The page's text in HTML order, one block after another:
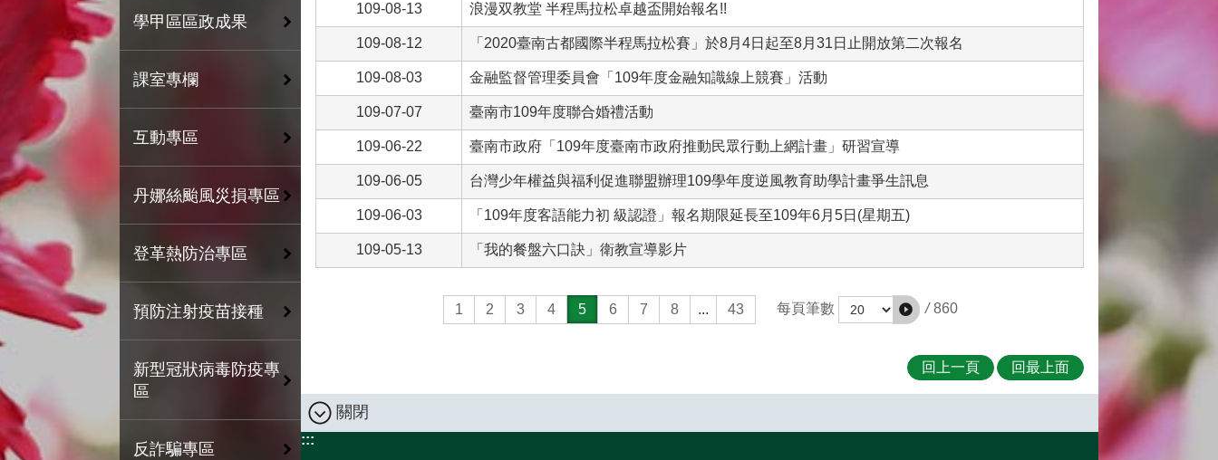
學甲區區政成果
課室專欄
互動專區
丹娜絲颱風災損專區
登革熱防治專區
預防注射疫苗接種
新型冠狀病毒防疫專
區
反詐騙專區
109-08-13 浪漫双教堂 半程馬拉松卓越盃開始報名!!
109-08-12 「2020臺南古都國際半程馬拉松賽」於8月4日起至8月31日止開放第二次報名
109-08-03 金融監督管理委員會「109年度金融知識線上競賽」活動
109-07-07 臺南市109年度聯合婚禮活動
109-06-22 臺南市政府「109年度臺南市政府推動民眾行動上網計畫」研習宣導
109-06-05 台灣少年權益與福利促進聯盟辦理109學年度逆風教育助學計畫爭生訊息
109-06-03 「109年度客語能力初 級認證」報名期限延長至109年6月5日(星期五)
109-05-13 「我的餐盤六口訣」衛教宣導影片
1 2 3 4 5 6 7 8 ... 43 每頁筆數 / 860
回上一頁 回最上面
關閉
:::